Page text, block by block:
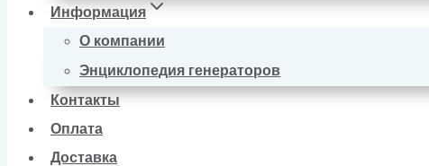
Информация
О компании
Энциклопедия генераторов
Контакты
Оплата
Доставка